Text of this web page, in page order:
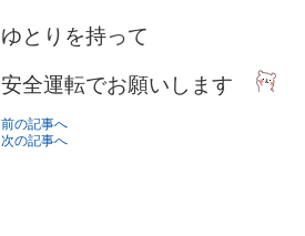
ゆとりを持って
安全運転でお願いします
前の記事へ
次の記事へ